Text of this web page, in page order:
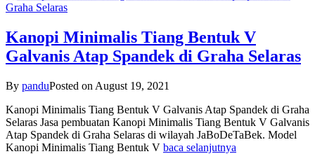
Kanopi Minimalis Tiang Bentuk V
Galvanis Atap Spandek di Graha Selaras
By panduPosted on August 19, 2021
Kanopi Minimalis Tiang Bentuk V Galvanis Atap Spandek di Graha
Selaras Jasa pembuatan Kanopi Minimalis Tiang Bentuk V Galvanis
Atap Spandek di Graha Selaras di wilayah JaBoDeTaBek. Model
Kanopi Minimalis Tiang Bentuk V baca selanjutnya